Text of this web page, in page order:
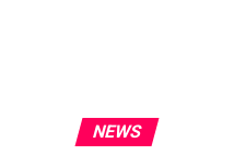
NEWS